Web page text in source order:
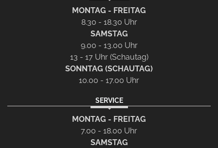
MONTAG - FREITAG
8.30 - 18.30 Uhr
SAMSTAG
9.00 - 13.00 Uhr
13 - 17 Uhr (Schautag)
SONNTAG (SCHAUTAG)
10.00 - 17.00 Uhr
SERVICE
MONTAG - FREITAG
7.00 - 18.00 Uhr
SAMSTAG